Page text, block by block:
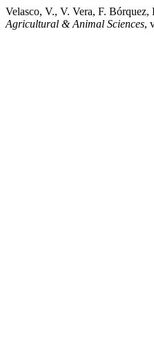
Velasco, V., V. Vera, F.
Agricultural & Animal Sciences,